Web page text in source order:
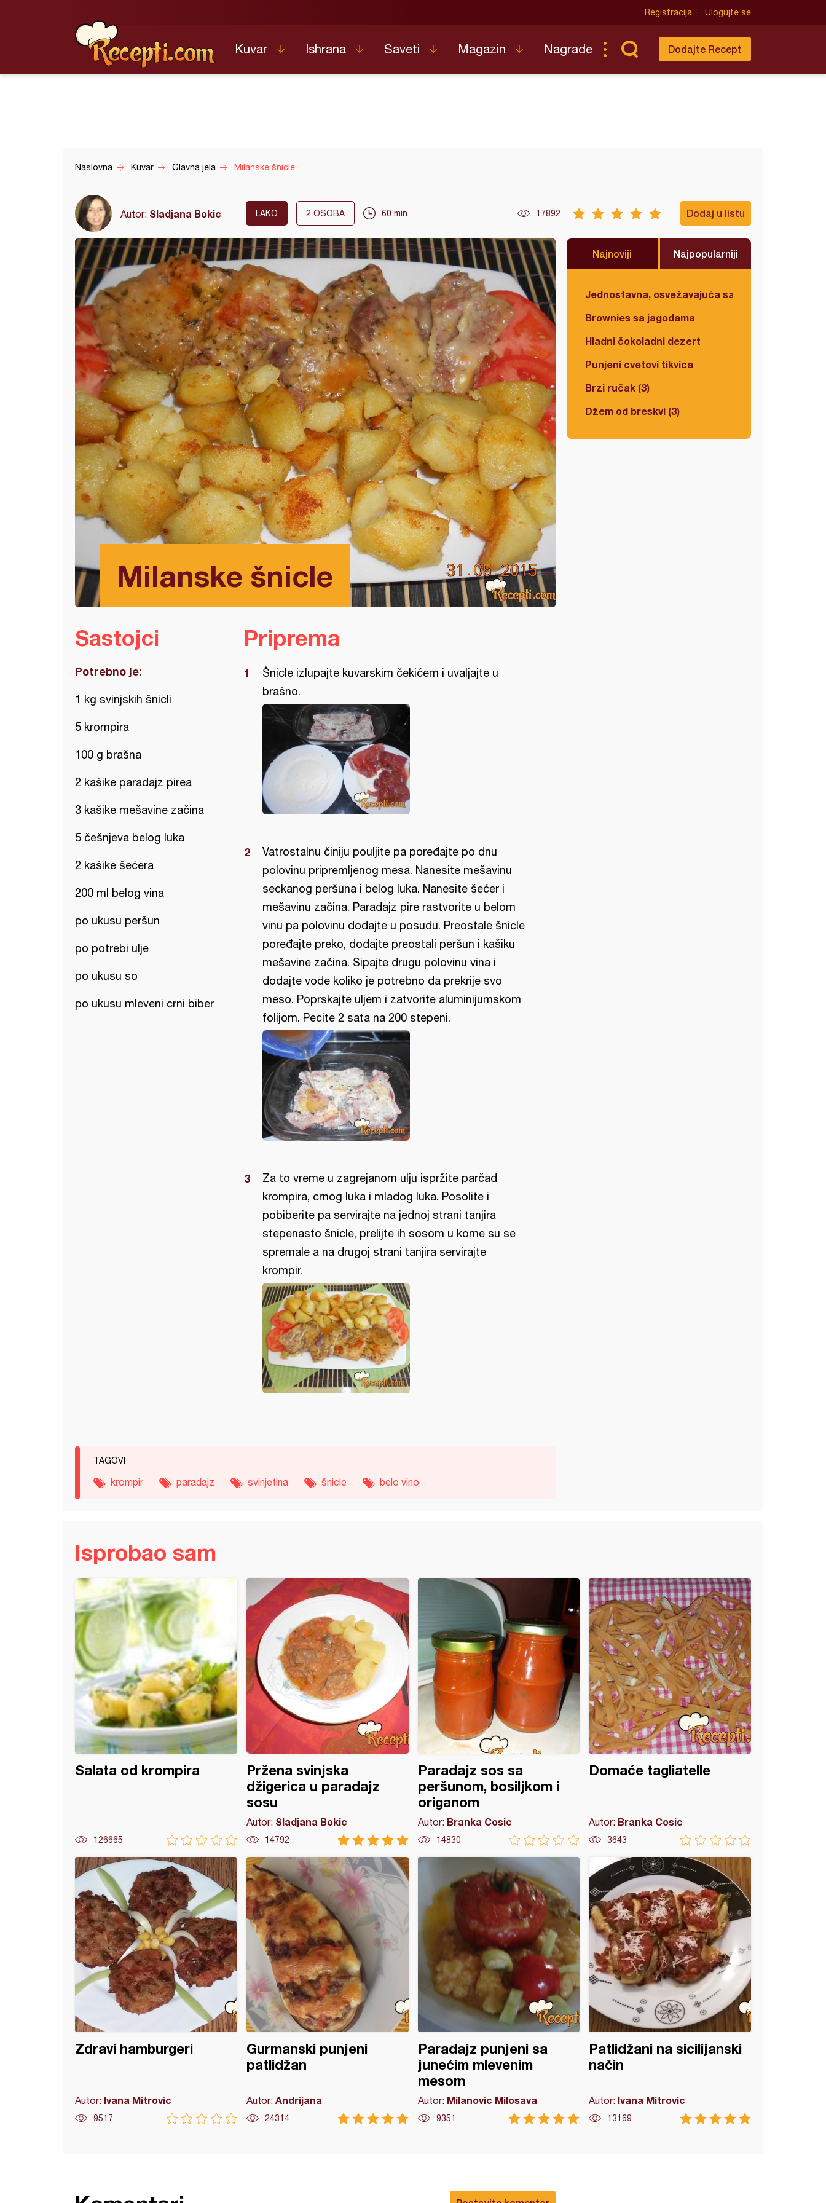
Registracija Ulogujte se
Kuvar Ishrana Saveti Magazin Nagrade Dodajte Recept
Naslovna Kuvar Glavna jela Milanske šnicle
Autor: Sladjana Bokic LAKO 2 OSOBA 60 min 17892 Dodaj u listu
Milanske šnicle
Najnoviji Najpopularniji
Jednostavna, osvežavajuća salata
Brownies sa jagodama
Hladni čokoladni dezert
Punjeni cvetovi tikvica
Brzi ručak (3)
Džem od breskvi (3)
Sastojci
Potrebno je:
1 kg svinjskih šnicli
5 krompira
100 g brašna
2 kašike paradajz pirea
3 kašike mešavine začina
5 češnjeva belog luka
2 kašike šećera
200 ml belog vina
po ukusu peršun
po potrebi ulje
po ukusu so
po ukusu mleveni crni biber
Priprema
Šnicle izlupajte kuvarskim čekićem i uvaljajte u
brašno.
Vatrostalnu činiju pouljite pa poređajte po dnu
polovinu pripremljenog mesa. Nanesite mešavinu
seckanog peršuna i belog luka. Nanesite šećer i
mešavinu začina. Paradajz pire rastvorite u belom
vinu pa polovinu dodajte u posudu. Preostale šnicle
poređajte preko, dodajte preostali peršun i kašiku
mešavine začina. Sipajte drugu polovinu vina i
dodajte vode koliko je potrebno da prekrije svo
meso. Poprskajte uljem i zatvorite aluminijumskom
folijom. Pecite 2 sata na 200 stepeni.
Za to vreme u zagrejanom ulju ispržite parčad
krompira, crnog luka i mladog luka. Posolite i
pobiberite pa servirajte na jednoj strani tanjira
stepenasto šnicle, prelijte ih sosom u kome su se
spremale a na drugoj strani tanjira servirajte
krompir.
TAGOVI
krompir paradajz svinjetina šnicle belo vino
Isprobao sam
Salata od krompira
126665
Pržena svinjska
džigerica u paradajz
sosu
Autor: Sladjana Bokic
14792
Paradajz sos sa
peršunom, bosiljkom i
origanom
Autor: Branka Cosic
14830
Domaće tagliatelle
Autor: Branka Cosic
3643
Zdravi hamburgeri
Autor: Ivana Mitrovic
9517
Gurmanski punjeni
patlidžan
Autor: Andrijana
24314
Paradajz punjeni sa
junećim mlevenim
mesom
Autor: Milanovic Milosava
9351
Patlidžani na sicilijanski
način
Autor: Ivana Mitrovic
13169
na sicilijanski način